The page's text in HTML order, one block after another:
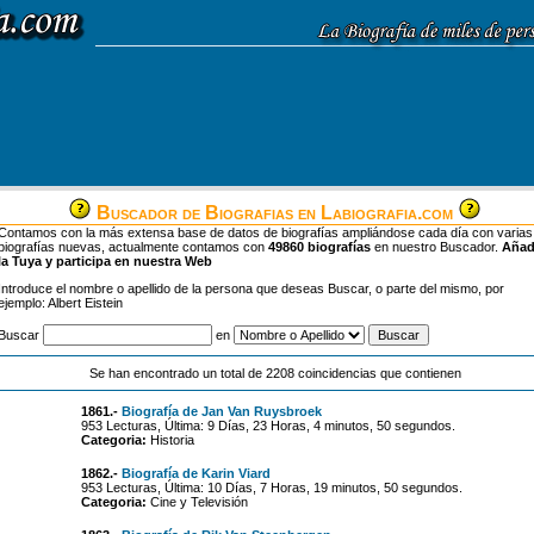
Buscador de Biografias en Labiografia.com
con la más extensa base de datos de biografías ampliándose cada día con varias
nuevas, actualmente contamos con 49860 biografías en nuestro Buscador.
Tuya y participa en nuestra Web
el nombre o apellido de la persona que deseas Buscar, o parte del mismo, por
Albert Eistein
en
Se han encontrado un total de 2208 coincidencias que contienen
1861.- Biografía de Jan Van Ruysbroek
953 Lecturas, Última: 9 Días, 23 Horas, 4 minutos, 50 segundos.
Categoria: Historia
1862.- Biografía de Karin Viard
953 Lecturas, Última: 10 Días, 7 Horas, 19 minutos, 50 segundos.
Categoria: Cine y Televisión